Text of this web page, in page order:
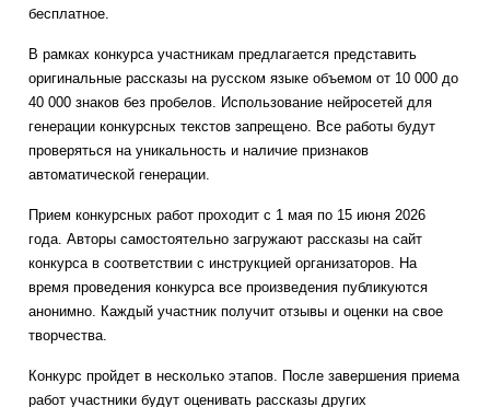
бесплатное.
В рамках конкурса участникам предлагается представить
оригинальные рассказы на русском языке объемом от 10 000 до
40 000 знаков без пробелов. Использование нейросетей для
генерации конкурсных текстов запрещено. Все работы будут
проверяться на уникальность и наличие признаков
автоматической генерации.
Прием конкурсных работ проходит с 1 мая по 15 июня 2026
года. Авторы самостоятельно загружают рассказы на сайт
конкурса в соответствии с инструкцией организаторов. На
время проведения конкурса все произведения публикуются
анонимно. Каждый участник получит отзывы и оценки на свое
творчества.
Конкурс пройдет в несколько этапов. После завершения приема
работ участники будут оценивать рассказы других